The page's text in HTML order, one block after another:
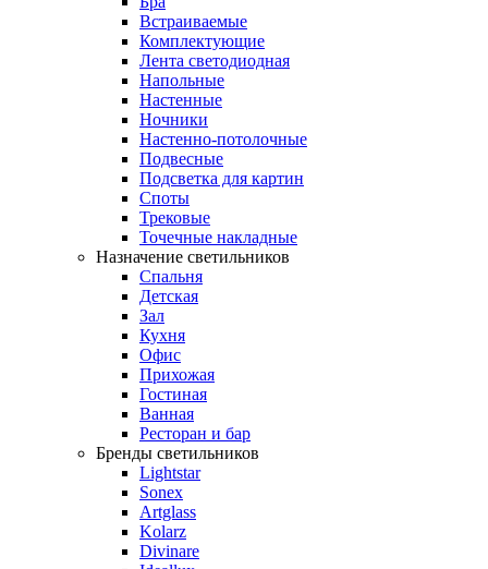
Встраиваемые
Комплектующие
Лента светодиодная
Напольные
Настенные
Ночники
Настенно-потолочные
Подвесные
Подсветка для картин
Споты
Трековые
Точечные накладные
Назначение светильников
Спальня
Детская
Зал
Кухня
Офис
Прихожая
Гостиная
Ванная
Ресторан и бар
Бренды светильников
Lightstar
Sonex
Artglass
Kolarz
Divinare